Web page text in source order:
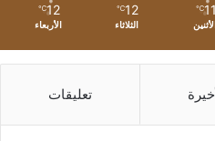
11
℃
الأثنين
12
℃
الثلاثاء
12
℃
الأربعاء
تعليقات